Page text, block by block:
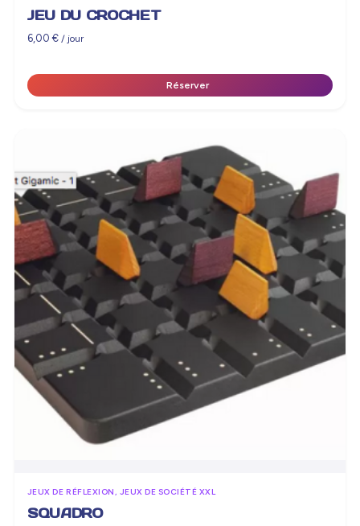
JEU DU CROCHET
6,00€ / jour
Réserver
JEUX DE RÉFLEXION, JEUX DE SOCIÉTÉ XXL
SQUADRO